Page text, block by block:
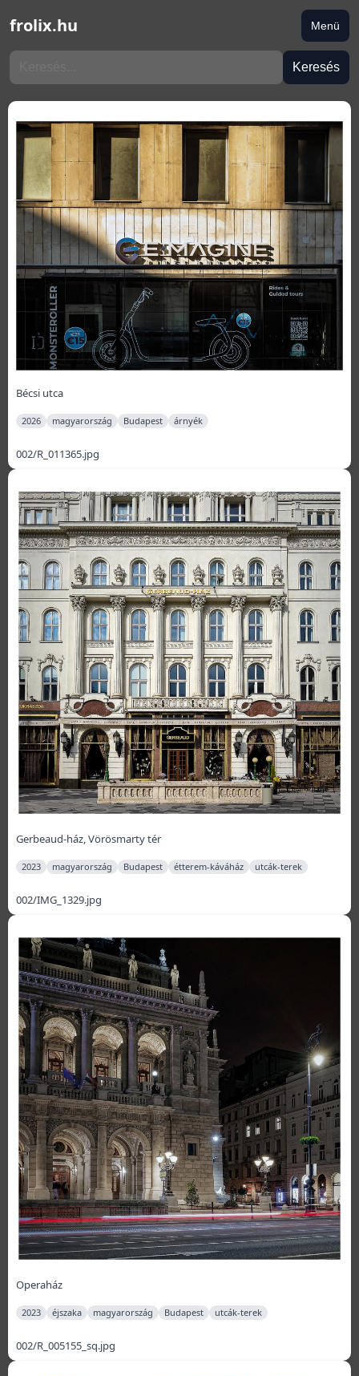
frolix.hu
Keresés
Menü
Bécsi utca
2026 magyarország Budapest árnyék
002/R_011365.jpg
Gerbeaud-ház, Vörösmarty tér
2023 magyarország Budapest étterem-káváház utcák-terek
002/IMG_1329.jpg
Operaház
2023 éjszaka magyarország Budapest utcák-terek
002/R_005155_sq.jpg